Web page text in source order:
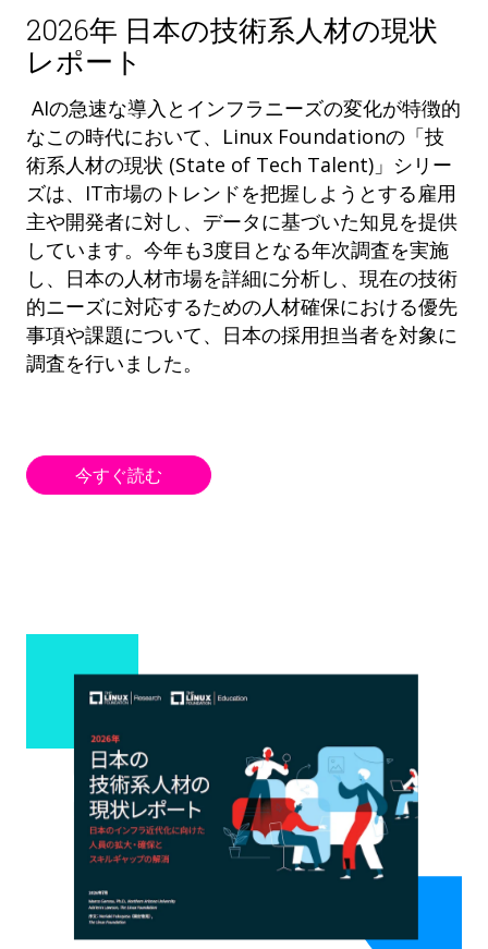
2026年 日本の技術系人材の現状
レポート
AIの急速な導入とインフラニーズの変化が特徴的
なこの時代において、Linux Foundationの「技
術系人材の現状 (State of Tech Talent)」シリー
ズは、IT市場のトレンドを把握しようとする雇用
主や開発者に対し、データに基づいた知見を提供
しています。今年も3度目となる年次調査を実施
し、日本の人材市場を詳細に分析し、現在の技術
的ニーズに対応するための人材確保における優先
事項や課題について、日本の採用担当者を対象に
調査を行いました。
今すぐ読む